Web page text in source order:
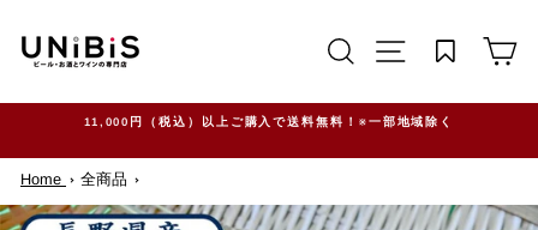
に
ッ
す
る
サイトを検索する
TRANSLATION
11,000円（税込）以上ご購入で送料無料！※一部地域除く
Home 全商品